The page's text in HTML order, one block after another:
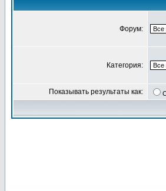
Форум:
Категория:
Показывать результаты как: